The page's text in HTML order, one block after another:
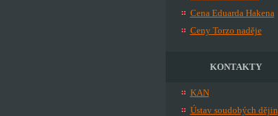
Cena Eduarda Hakena
Ceny Torzo naděje
KONTAKTY
KAN
Ústav soudobých dějin